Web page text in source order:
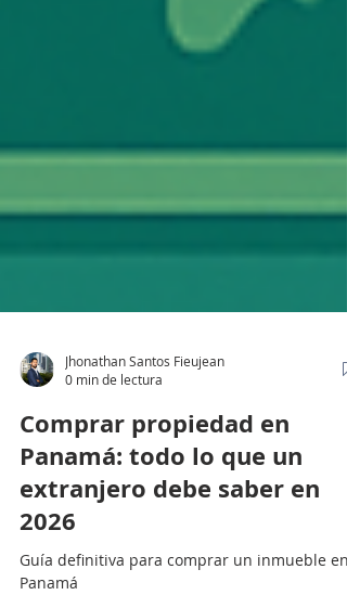
0 min de lectura
Comprar propiedad en
Panamá: todo lo que un
extranjero debe saber en
2026